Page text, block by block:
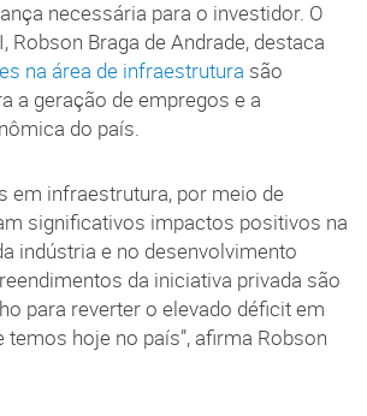
necessária para o investidor. O
Robson Braga de Andrade, destaca
na área de infraestrutura são
a geração de empregos e a
do país.
em infraestrutura, por meio de
significativos impactos positivos na
indústria e no desenvolvimento
da iniciativa privada são
para reverter o elevado déficit em
temos hoje no país”, afirma Robson